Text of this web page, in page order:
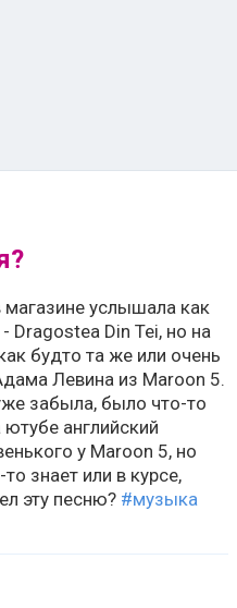
услышала как
Dragostea Din Tei, но на
будто та же или очень
Левина из Maroon 5.
забыла, было что-то
английский
у Maroon 5, но
знает или в курсе,
эту песню? #музыка